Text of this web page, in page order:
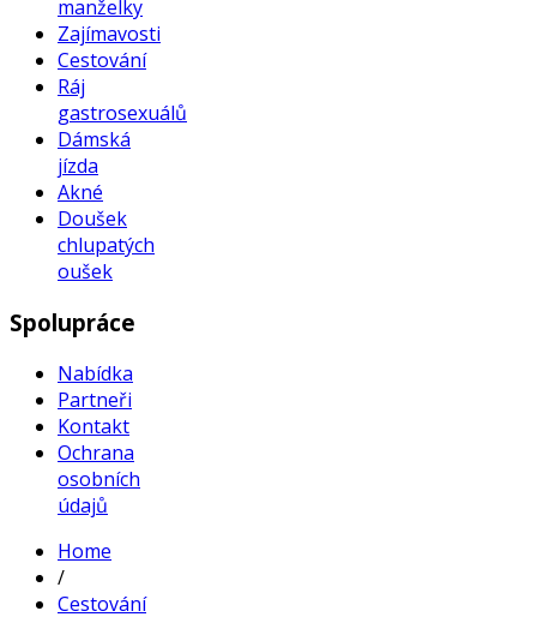
manželky
Zajímavosti
Cestování
Ráj
gastrosexuálů
Dámská
jízda
Akné
Doušek
chlupatých
oušek
Spolupráce
Nabídka
Partneři
Kontakt
Ochrana
osobních
údajů
Home
/
Cestování